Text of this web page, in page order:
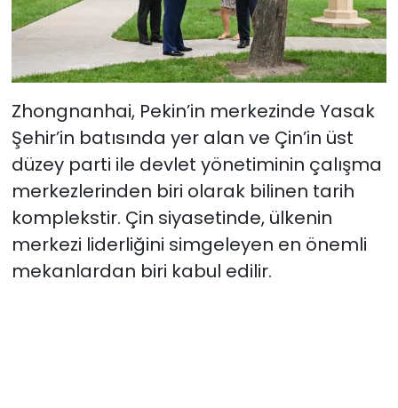
Zhongnanhai, Pekin’in merkezinde Yasak
Şehir’in batısında yer alan ve Çin’in üst
düzey parti ile devlet yönetiminin çalışma
merkezlerinden biri olarak bilinen tarih
komplekstir. Çin siyasetinde, ülkenin
merkezi liderliğini simgeleyen en önemli
mekanlardan biri kabul edilir.